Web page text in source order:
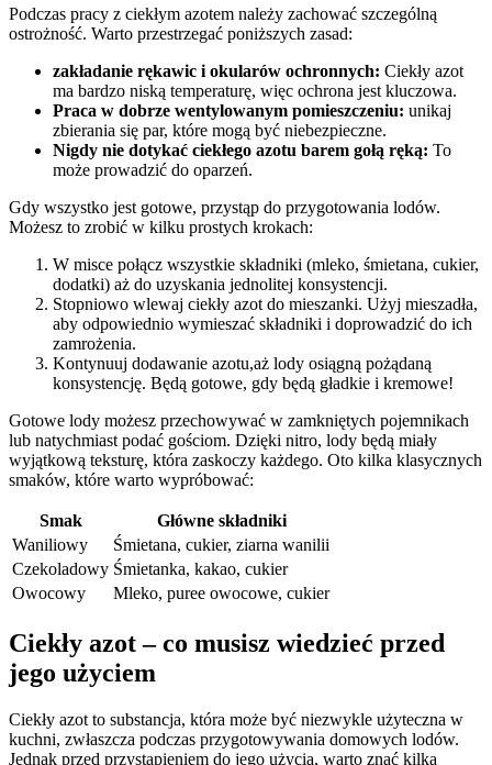
Podczas pracy z ciekłym azotem należy zachować szczególną
ostrożność. Warto przestrzegać poniższych zasad:
zakładanie rękawic i okularów​ ochronnych: Ciekły azot
⁢ma bardzo niską temperaturę, więc ochrona‍ jest kluczowa.
Praca w dobrze wentylowanym pomieszczeniu: unikaj
zbierania się par, które mogą być niebezpieczne.
Nigdy nie dotykać ciekłego azotu barem gołą ręką: To⁣
może⁢ prowadzić do oparzeń.
Gdy wszystko jest gotowe, przystąp do przygotowania lodów.
‍Możesz to zrobić w kilku prostych krokach:
W misce połącz wszystkie składniki (mleko, śmietana,⁤ cukier,
dodatki) aż do uzyskania jednolitej konsystencji.
Stopniowo wlewaj ciekły azot do mieszanki. Użyj mieszadła,
aby odpowiednio wymieszać⁢ składniki i doprowadzić do ich
zamrożenia.
Kontynuuj​ dodawanie azotu,aż lody osiągną pożądaną
konsystencję. Będą gotowe, gdy będą gładkie​ i kremowe!
Gotowe lody możesz przechowywać w zamkniętych pojemnikach⁢
lub natychmiast podać gościom. Dzięki nitro, lody będą ⁤miały
wyjątkową teksturę, która⁤ zaskoczy każdego. Oto ‍kilka klasycznych
smaków, które⁢ warto wypróbować:
Smak
Główne ‌składniki
Waniliowy
Śmietana, cukier, ziarna wanilii
Czekoladowy Śmietanka, kakao, cukier
Owocowy
Mleko, puree ‌owocowe, cukier
Ciekły azot – co musisz⁣ wiedzieć przed
jego⁤ użyciem
Ciekły azot to substancja, która może ​być niezwykle użyteczna w
kuchni, ‍zwłaszcza podczas przygotowywania domowych lodów.
Jednak przed przystąpieniem do jego użycia, warto znać ‌kilka